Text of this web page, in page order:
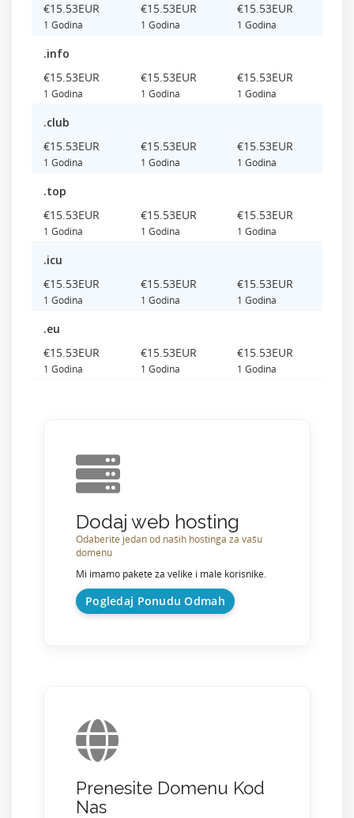
‎€15.53EUR
1 Godina
‎€15.53EUR
1 Godina
‎€15.53EUR
1 Godina
.info
‎€15.53EUR
1 Godina
‎€15.53EUR
1 Godina
‎€15.53EUR
1 Godina
.club
‎€15.53EUR
1 Godina
‎€15.53EUR
1 Godina
‎€15.53EUR
1 Godina
.top
‎€15.53EUR
1 Godina
‎€15.53EUR
1 Godina
‎€15.53EUR
1 Godina
.icu
‎€15.53EUR
1 Godina
‎€15.53EUR
1 Godina
‎€15.53EUR
1 Godina
.eu
‎€15.53EUR
1 Godina
‎€15.53EUR
1 Godina
‎€15.53EUR
1 Godina
Dodaj web hosting
Odaberite jedan od naših hostinga za vašu
domenu
Mi imamo pakete za velike i male korisnike.
Pogledaj Ponudu Odmah
Prenesite Domenu Kod
Nas